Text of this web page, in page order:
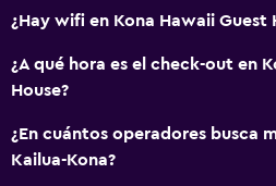
¿Hay wifi en Kona Hawaii Guest
¿A qué hora es el check-out en
House?
¿En cuántos operadores busca
Kailua-Kona?